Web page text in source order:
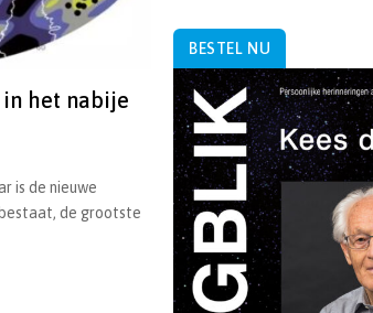
het nabije
is de nieuwe
de grootste
BESTEL NU